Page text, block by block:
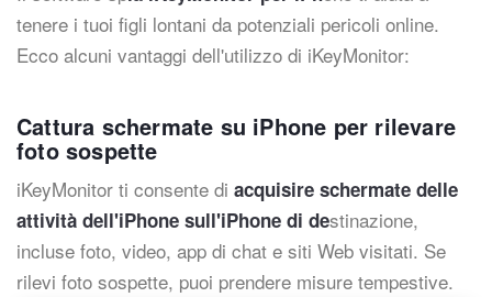
tenere i tuoi figli lontani da potenziali pericoli online.
Ecco alcuni vantaggi dell'utilizzo di iKeyMonitor:
Cattura schermate su iPhone per rilevare
foto sospette
iKeyMonitor ti consente di acquisire schermate delle
attività dell'iPhone sull'iPhone di destinazione,
incluse foto, video, app di chat e siti Web visitati. Se
rilevi foto sospette, puoi prendere misure tempestive.